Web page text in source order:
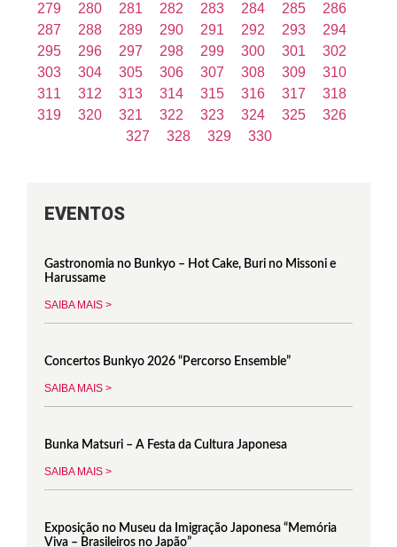
279
280 281 282 283 284 285
286
287
288 289 290 291 292 293
294
295
296 297 298 299 300 301
302
303
304 305 306 307 308 309
310
311
312 313 314 315 316 317
318
319
320 321 322 323 324 325
326
327
328 329 330
EVENTOS
Gastronomia no Bunkyo – Hot Cake, Buri no Missoni e
Harussame
SAIBA MAIS >
Concertos Bunkyo 2026 “Percorso Ensemble”
SAIBA MAIS >
Bunka Matsuri – A Festa da Cultura Japonesa
SAIBA MAIS >
Exposição no Museu da Imigração Japonesa “Memória
Viva – Brasileiros no Japão”